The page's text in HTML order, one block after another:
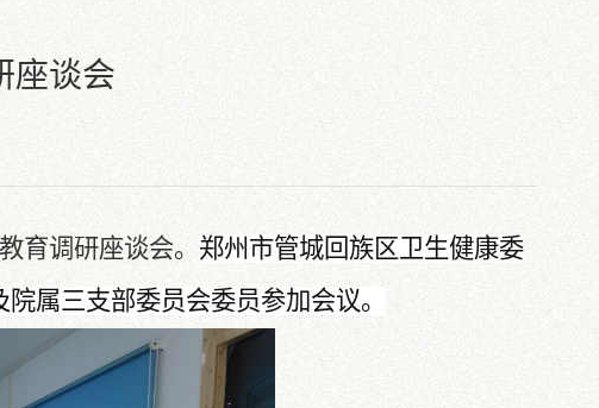
座谈会
育调研座谈会。 郑州市管城回族区卫生健康委
属三支部委员会委员参加会议。